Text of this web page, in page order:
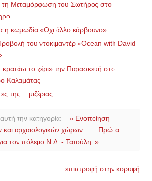
τη Μεταμόρφωση του Σωτήρος στο
η κωμωδία «Οχι άλλο κάρβουνο»
του ντοκιμαντέρ «Ocean with David
το χέρι» την Παρασκευή στο
Καλαμάτας
της… μιζέριας
την κατηγορία:
« Ενοποίηση
και αρχαιολογικών χώρων
Πρώτα
τον πόλεμο Ν.Δ. - Τατούλη »
επιστροφή στην κορυφή